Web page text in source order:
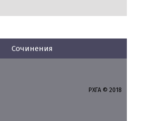
Сочинения
РХГА © 2018